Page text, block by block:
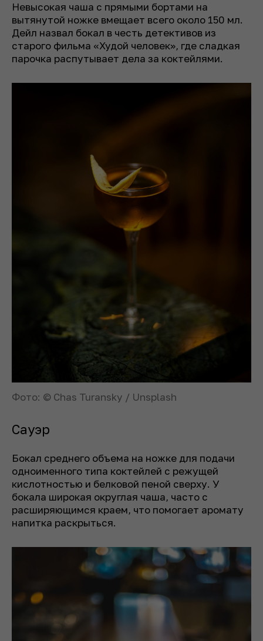
Невысокая чаша с прямыми бортами на
вытянутой ножке вмещает всего около 150 мл.
Дейл назвал бокал в честь детективов из
старого фильма «Худой человек», где сладкая
парочка распутывает дела за коктейлями.
Фото: © Chas Turansky / Unsplash
Сауэр
Бокал среднего объема на ножке для подачи
одноименного типа коктейлей с режущей
кислотностью и белковой пеной сверху. У
бокала широкая округлая чаша, часто с
расширяющимся краем, что помогает аромату
напитка раскрыться.